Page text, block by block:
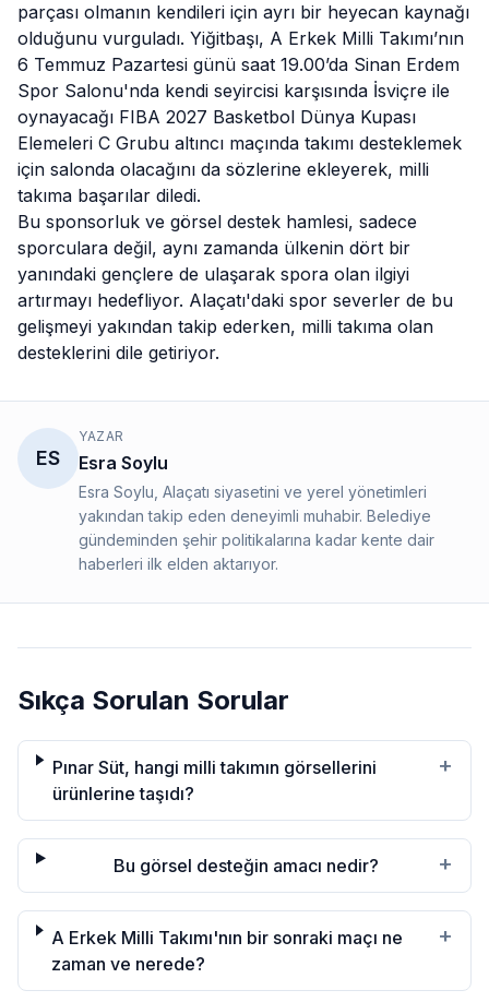
parçası olmanın kendileri için ayrı bir heyecan kaynağı
olduğunu vurguladı. Yiğitbaşı, A Erkek Milli Takımı’nın
6 Temmuz Pazartesi günü saat 19.00’da Sinan Erdem
Spor Salonu'nda kendi seyircisi karşısında İsviçre ile
oynayacağı FIBA 2027 Basketbol Dünya Kupası
Elemeleri C Grubu altıncı maçında takımı desteklemek
için salonda olacağını da sözlerine ekleyerek, milli
takıma başarılar diledi.
Bu sponsorluk ve görsel destek hamlesi, sadece
sporculara değil, aynı zamanda ülkenin dört bir
yanındaki gençlere de ulaşarak spora olan ilgiyi
artırmayı hedefliyor. Alaçatı'daki spor severler de bu
gelişmeyi yakından takip ederken, milli takıma olan
desteklerini dile getiriyor.
ES
YAZAR
Esra Soylu
Esra Soylu, Alaçatı siyasetini ve yerel yönetimleri
yakından takip eden deneyimli muhabir. Belediye
gündeminden şehir politikalarına kadar kente dair
haberleri ilk elden aktarıyor.
Sıkça Sorulan Sorular
Pınar Süt, hangi milli takımın görsellerini
ürünlerine taşıdı?
+
Bu görsel desteğin amacı nedir? +
A Erkek Milli Takımı'nın bir sonraki maçı ne
zaman ve nerede?
+